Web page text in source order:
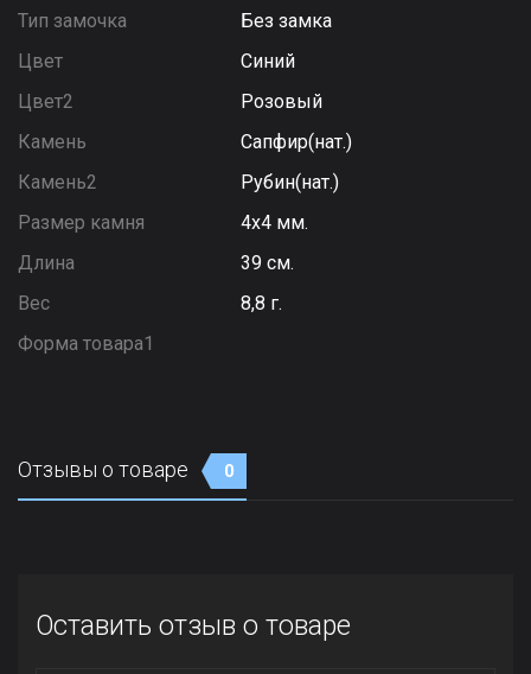
Тип замочка
Без замка
Цвет
Синий
Цвет2
Розовый
Камень
Сапфир(нат.)
Камень2
Рубин(нат.)
Размер камня
4х4 мм.
Длина
39 см.
Вес
8,8 г.
Форма товара1
Отзывы о товаре 0
Оставить отзыв о товаре